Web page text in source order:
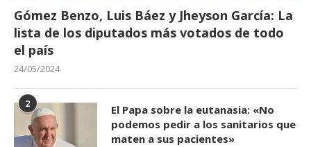
Gómez Benzo, Luis Báez y Jheyson García: La
lista de los diputados más votados de todo
el país
24/05/2024
2
El Papa sobre la eutanasia: «No
podemos pedir a los sanitarios que
maten a sus pacientes»